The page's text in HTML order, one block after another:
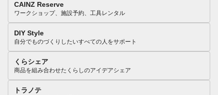
CAINZ Reserve
ワークショップ、施設予約、工具レンタル
DIY Style
自分でものづくりしたいすべての人をサポート
くらシェア
商品を組み合わせたくらしのアイデアシェア
トラノテ